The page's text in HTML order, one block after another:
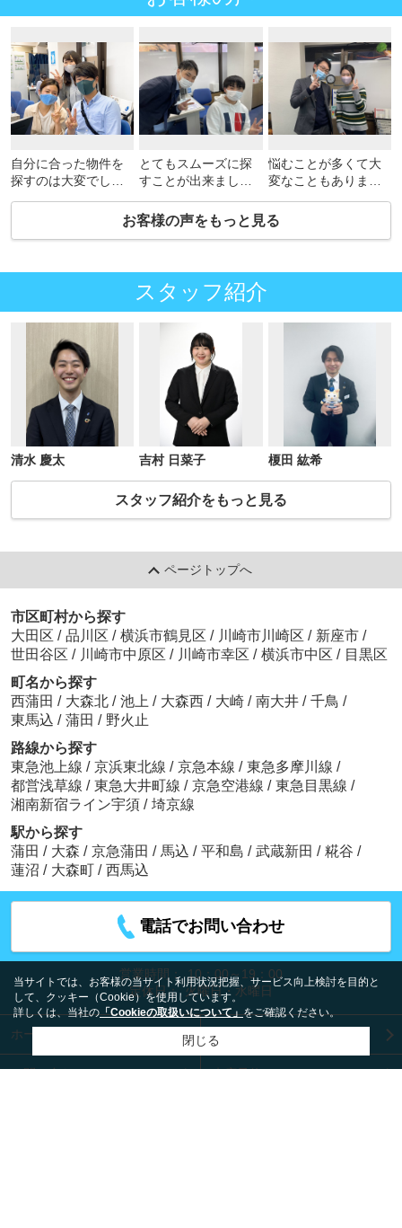
自分に合った物件を
探すのは大変でした
が、スタッフの方と
楽しく内見でき無事
とてもスムーズに探
すことが出来まし
た。
ありがとうございま
す。
悩むことが多くて大
変なこともありまし
たが
たくさんアドバイス
して頂き、決めるこ
お客様の声をもっと見る
スタッフ紹介
清水 慶太 吉村 日菜子 榎田 紘希
スタッフ紹介をもっと見る
ページトップへ
市区町村から探す
大田区 / 品川区 / 横浜市鶴見区 / 川崎市川崎区 / 新座市 /
世田谷区 / 川崎市中原区 / 川崎市幸区 / 横浜市中区 / 目黒区
町名から探す
西蒲田 / 大森北 / 池上 / 大森西 / 大崎 / 南大井 / 千鳥 /
東馬込 / 蒲田 / 野火止
路線から探す
東急池上線 / 京浜東北線 / 京急本線 / 東急多摩川線 /
都営浅草線 / 東急大井町線 / 京急空港線 / 東急目黒線 /
湘南新宿ライン宇須 / 埼京線
駅から探す
蒲田 / 大森 / 京急蒲田 / 馬込 / 平和島 / 武蔵新田 / 糀谷 /
蓮沼 / 大森町 / 西馬込
電話でお問い合わせ
営業時間： 10：00～19：00
定休日： 火曜日・水曜日
ホーム 会社概要
お問い合わせ 来店予約
当サイトでは、お客様の当サイト利用状況把握、サービス向上検討を目的と
して、クッキー（Cookie）を使用しています。
詳しくは、当社の「Cookieの取扱いについて」をご確認ください。
閉じる